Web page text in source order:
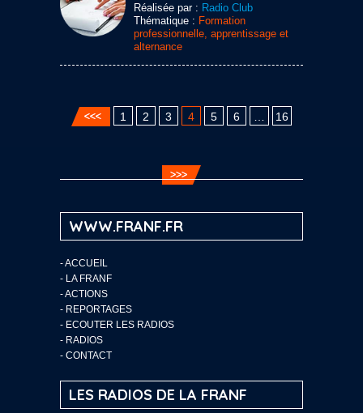
Réalisée par : Radio Club
Thématique : Formation
professionnelle, apprentissage et
alternance
1 2 3 4 5 6 16
WWW.FRANF.FR
-ACCUEIL
- LA FRANF
-ACTIONS
- REPORTAGES
- ECOUTER LES RADIOS
- RADIOS
- CONTACT
LES RADIOS DE LA FRANF